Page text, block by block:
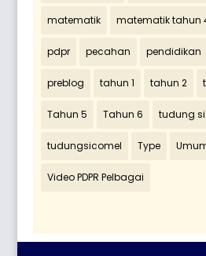
matematik matematik tahun
pdpr pecahan pendidikan
preblog tahun 1 tahun 2
Tahun 5 Tahun 6 tudung
tudungsicomel Type
Video PDPR Pelbagai